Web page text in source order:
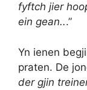
fyftch jier
ein gean...”
Yn ienen
praten. De
der gjin